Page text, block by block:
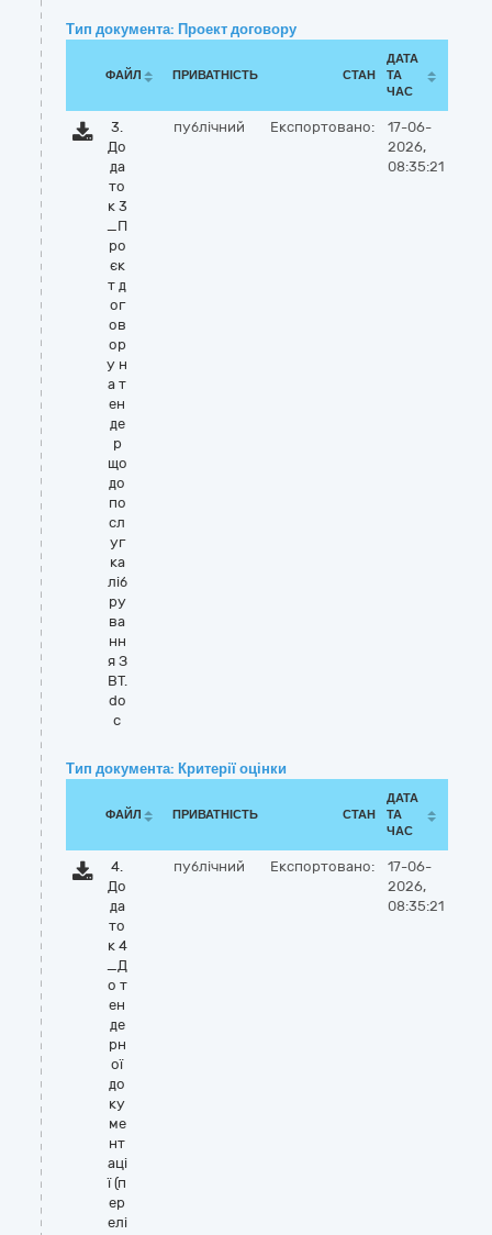
Тип документа: Проект договору
ФАЙЛ ПРИВАТНІСТЬ СТАН
ДАТА
ТА
ЧАС
3.
До
да
то
к 3
_П
ро
єк
т д
ог
ов
ор
у н
а т
ен
де
р
що
до
по
сл
уг
ка
ліб
ру
ва
нн
я З
ВТ.
do
c
публічний Експортовано:
17-06-
2026,
08:35:21
Тип документа: Критерії оцінки
ФАЙЛ ПРИВАТНІСТЬ СТАН
ДАТА
ТА
ЧАС
4.
До
да
то
к 4
_Д
о т
ен
де
рн
ої
до
ку
ме
нт
аці
ї (п
ер
елі
публічний Експортовано:
17-06-
2026,
08:35:21